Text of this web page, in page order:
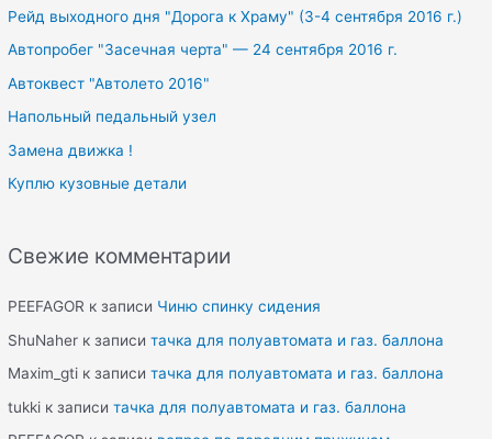
Рейд выходного дня "Дорога к Храму" (3-4 сентября 2016 г.)
Автопробег "Засечная черта" — 24 сентября 2016 г.
Автоквест "Автолето 2016"
Напольный педальный узел
Замена движка !
Куплю кузовные детали
Свежие комментарии
PEEFAGOR к записи Чиню спинку сидения
ShuNaher к записитачка для полуавтомата и газ. баллона
Maxim_gti к записитачка для полуавтомата и газ. баллона
tukki к записитачка для полуавтомата и газ. баллона